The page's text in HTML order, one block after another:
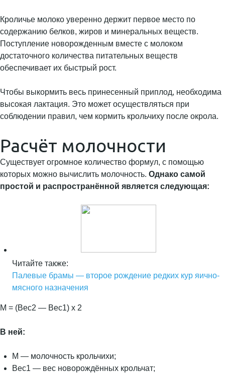
Кроличье молоко уверенно держит первое место по
содержанию белков, жиров и минеральных веществ.
Поступление новорожденным вместе с молоком
достаточного количества питательных веществ
обеспечивает их быстрый рост.
Чтобы выкормить весь принесенный приплод, необходима
высокая лактация. Это может осуществляться при
соблюдении правил, чем кормить крольчиху после окрола.
Расчёт молочности
Существует огромное количество формул, с помощью
которых можно вычислить молочность. Однако самой
простой и распространённой является следующая:
Читайте также:
Палевые брамы — второе рождение редких кур яично-
мясного назначения
М = (Вес2 — Вес1) х 2
В ней:
М — молочность крольчихи;
Вес1 — вес новорождённых крольчат;